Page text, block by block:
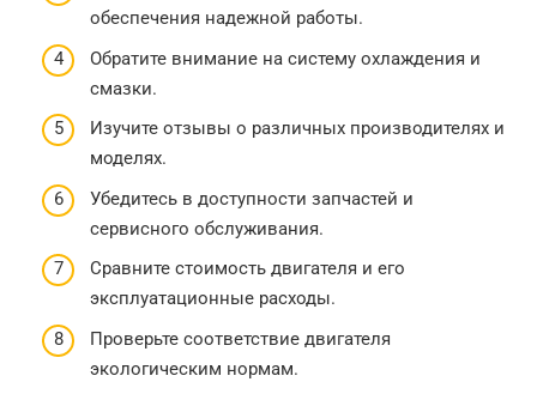
обеспечения надежной работы.
Обратите внимание на систему охлаждения и
смазки.
Изучите отзывы о различных производителях и
моделях.
Убедитесь в доступности запчастей и
сервисного обслуживания.
Сравните стоимость двигателя и его
эксплуатационные расходы.
Проверьте соответствие двигателя
экологическим нормам.